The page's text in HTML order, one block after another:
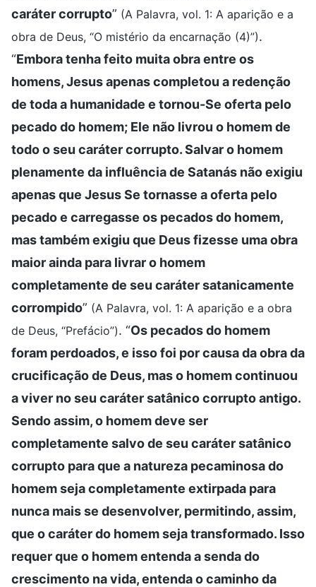
caráter corrupto” (A Palavra, vol. 1: A aparição e a
obra de Deus, “O mistério da encarnação (4)”).
“Embora tenha feito muita obra entre os
homens, Jesus apenas completou a redenção
de toda a humanidade e tornou-Se oferta pelo
pecado do homem; Ele não livrou o homem de
todo o seu caráter corrupto. Salvar o homem
plenamente da influência de Satanás não exigiu
apenas que Jesus Se tornasse a oferta pelo
pecado e carregasse os pecados do homem,
mas também exigiu que Deus fizesse uma obra
maior ainda para livrar o homem
completamente de seu caráter satanicamente
corrompido” (A Palavra, vol. 1: A aparição e a obra
de Deus, “Prefácio”). “Os pecados do homem
foram perdoados, e isso foi por causa da obra da
crucificação de Deus, mas o homem continuou
a viver no seu caráter satânico corrupto antigo.
Sendo assim, o homem deve ser
completamente salvo de seu caráter satânico
corrupto para que a natureza pecaminosa do
homem seja completamente extirpada para
nunca mais se desenvolver, permitindo, assim,
que o caráter do homem seja transformado. Isso
requer que o homem entenda a senda do
crescimento na vida, entenda o caminho da